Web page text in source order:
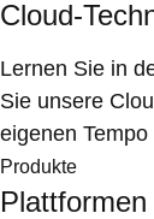
Cloud-
Lernen Sie in
Sie unsere
eigenen
Produkte
Plattformen